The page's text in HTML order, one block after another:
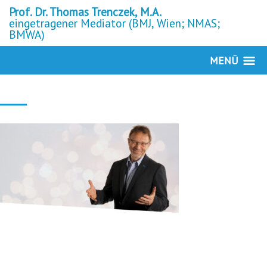
Prof. Dr. Thomas Trenczek, M.A.
eingetragener Mediator (BMJ, Wien; NMAS;
BMWA)
MENÜ